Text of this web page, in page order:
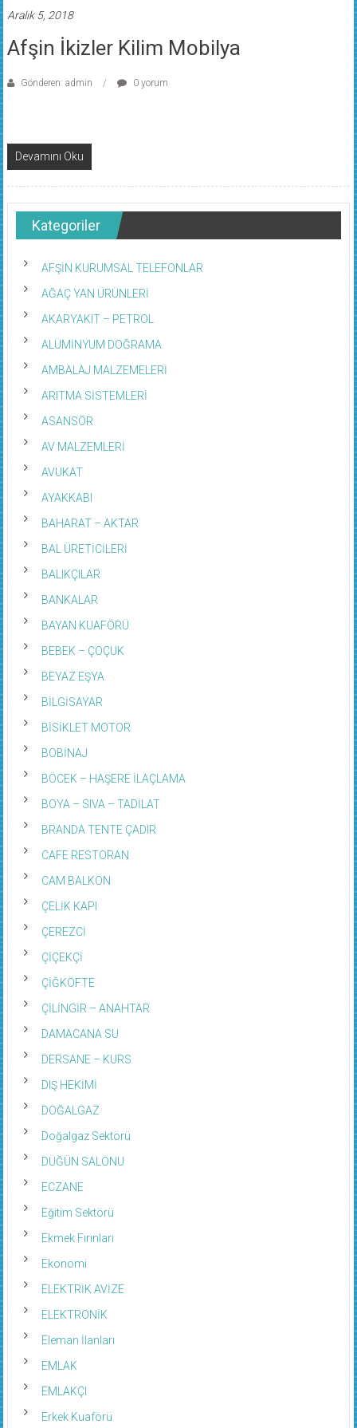
Aralık 5, 2018
Afşin İkizler Kilim Mobilya
Gönderen: admin 0 yorum
Devamını Oku
Kategoriler
AFŞİN KURUMSAL TELEFONLAR
AĞAÇ YAN ÜRÜNLERİ
AKARYAKIT – PETROL
ALÜMİNYUM DOĞRAMA
AMBALAJ MALZEMELERİ
ARITMA SİSTEMLERİ
ASANSÖR
AV MALZEMLERİ
AVUKAT
AYAKKABI
BAHARAT – AKTAR
BAL ÜRETİCİLERİ
BALIKÇILAR
BANKALAR
BAYAN KUAFÖRÜ
BEBEK – ÇOÇUK
BEYAZ EŞYA
BİLGİSAYAR
BİSİKLET MOTOR
BOBİNAJ
BÖCEK – HAŞERE İLAÇLAMA
BOYA – SIVA – TADİLAT
BRANDA TENTE ÇADIR
CAFE RESTORAN
CAM BALKON
ÇELİK KAPI
ÇEREZCİ
ÇİÇEKÇİ
ÇİĞKÖFTE
ÇİLİNGİR – ANAHTAR
DAMACANA SU
DERSANE – KURS
DIŞ HEKİMİ
DOĞALGAZ
Doğalgaz Sektörü
DÜĞÜN SALONU
ECZANE
Eğitim Sektörü
Ekmek Fırınları
Ekonomi
ELEKTRİK AVİZE
ELEKTRONİK
Eleman İlanları
EMLAK
EMLAKÇI
Erkek Kuaförü